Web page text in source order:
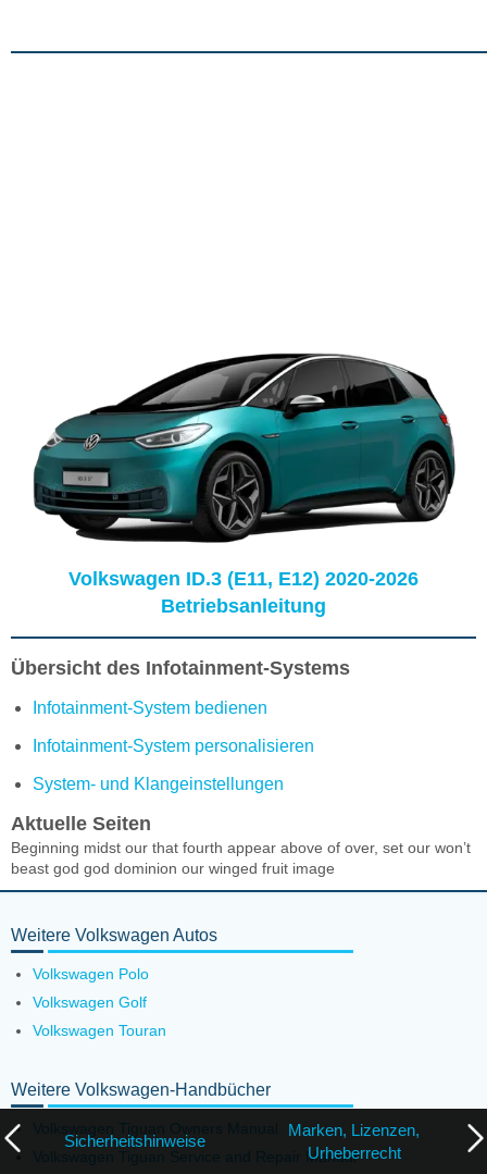
Sicherheitshinweise
Marken, Lizenzen,
Urheberrecht
Volkswagen ID.3 (E11, E12) 2020-2026
Betriebsanleitung
Übersicht des Infotainment-Systems
Infotainment-System bedienen
Infotainment-System personalisieren
System- und Klangeinstellungen
Aktuelle Seiten
Beginning midst our that fourth appear above of over, set our won’t
beast god god dominion our winged fruit image
Weitere Volkswagen Autos
Volkswagen Polo
Volkswagen Golf
Volkswagen Touran
Weitere Volkswagen-Handbücher
Volkswagen Tiguan Owners Manual
Volkswagen Tiguan Service and Repair Manual